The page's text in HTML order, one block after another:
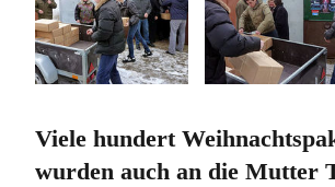
Viele hundert
wurden auch an die Mutter